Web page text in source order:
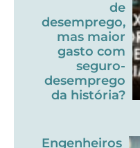
de
desemprego,
mas maior
gasto com
seguro-
desemprego
da história?
Engenheiros